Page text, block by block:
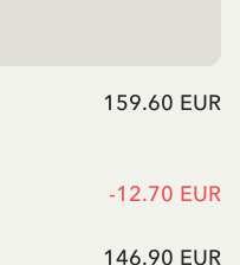
159.60 EUR
-12.70 EUR
146.90 EUR